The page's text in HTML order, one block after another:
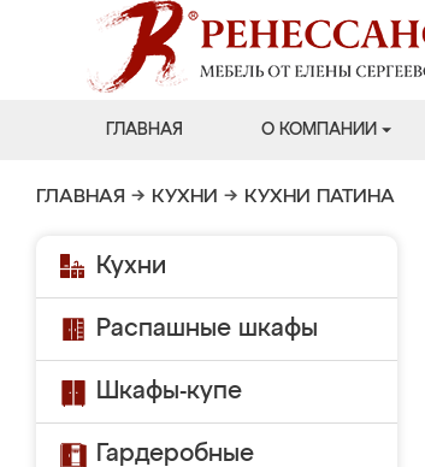
ГЛАВНАЯ О КОМПАНИИ
ГЛАВНАЯ → КУХНИ → КУХНИ ПАТИНА
Кухни
Распашные шкафы
Шкафы-купе
Гардеробные